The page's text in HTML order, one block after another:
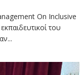
On Inclusive
του